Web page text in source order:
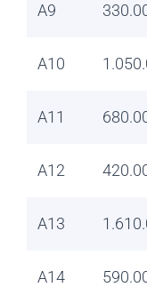
A9
A10
A11
A12
A13
A14